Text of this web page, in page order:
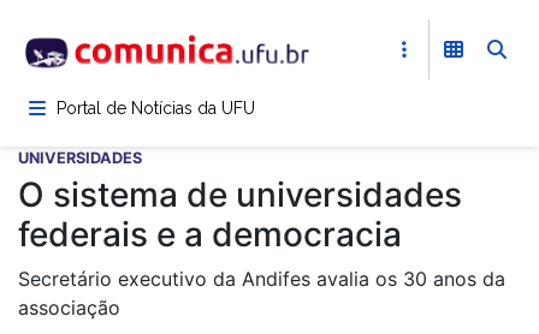
para
conteúdoPortal de Notícias da UFU
UNIVERSIDADES
O sistema de universidades
federais e a democracia
Secretário executivo da Andifes avalia os 30 anos da
associação